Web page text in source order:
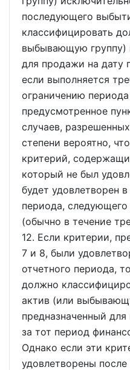
последующего
классифицировать
выбывающую группу)
для продажи на дату
если выполняется
ограничению
предусмотренное
случаев,
степени вероятно,
критерий,
который не был
будет удовлетворен
периода,
(обычно в течение
12. Если критерии,
7 и 8, были
отчетного периода,
должно
актив (или
предназначенный
за тот период
Однако если эти
удовлетворены после